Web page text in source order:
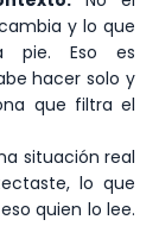
y lo que
pie. Eso es
hacer solo y
que filtra el
situación real
lo que
quien lo lee.